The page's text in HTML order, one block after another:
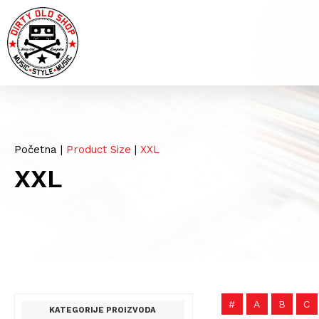
Početna | Product Size | XXL
XXL
KATEGORIJE PROIZVODA
# A B C